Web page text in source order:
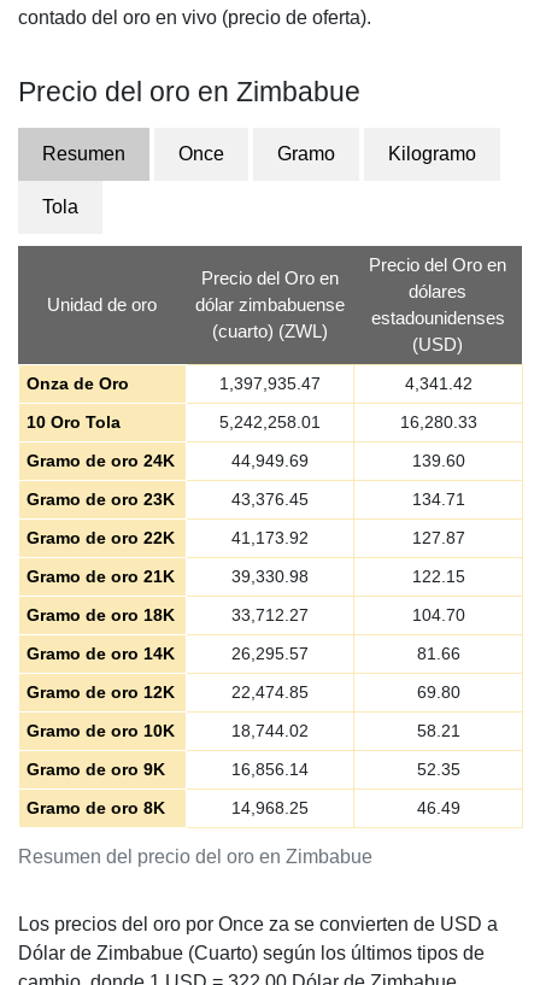
contado del oro en vivo (precio de oferta).
Precio del oro en Zimbabue
Resumen Once Gramo Kilogramo
Tola
Resumen del precio del oro en Zimbabue
Unidad de oro
Precio del Oro en
dólar zimbabuense
(cuarto) (ZWL)
Precio del Oro en
dólares
estadounidenses
(USD)
Onza de Oro 1,397,935.47
4,341.42
10 Oro Tola
5,242,258.01
16,280.33
Gramo de oro 24K
44,949.69
139.60
Gramo de oro 23K
43,376.45
134.71
Gramo de oro 22K
41,173.92
127.87
Gramo de oro 21K
39,330.98
122.15
Gramo de oro 18K
33,712.27
104.70
Gramo de oro 14K
26,295.57
81.66
Gramo de oro 12K
22,474.85
69.80
Gramo de oro 10K
18,744.02
58.21
Gramo de oro 9K
16,856.14
52.35
Gramo de oro 8K
14,968.25 46.49
Los precios del oro por Once za se convierten de USD a
Dólar de Zimbabue (Cuarto) según los últimos tipos de